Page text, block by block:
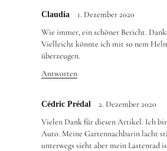
Claudia
1. Dezember 2020
Wie immer, ein schöner Bericht.
Vielleicht könnte ich mit so nem
überzeugen.
Antworten
Cédric Prédal
2. Dezember 2020
Vielen Dank für diesen Artikel. Ich
Auto. Meine Gartennachbarin lacht
unterwegs sieht aber mein Lastenrad